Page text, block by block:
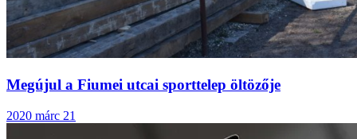
Megújul a Fiumei utcai sporttelep öltözője
2020 márc 21